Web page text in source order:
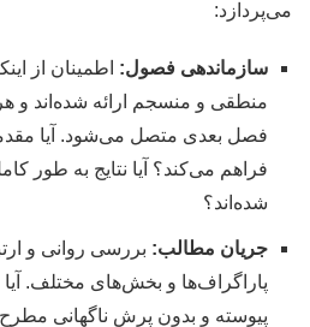
می‌پردازد:
سازماندهی فصول: اطمینان از
منطقی و منسجم ارائه شده‌اند و
فصل بعدی متصل می‌شود. آیا
فراهم می‌کند؟ آیا نتایج به طور
شده‌اند؟
جریان مطالب: بررسی روانی و
پاراگراف‌ها و بخش‌های مختلف.
پیوسته و بدون پرش ناگهانی